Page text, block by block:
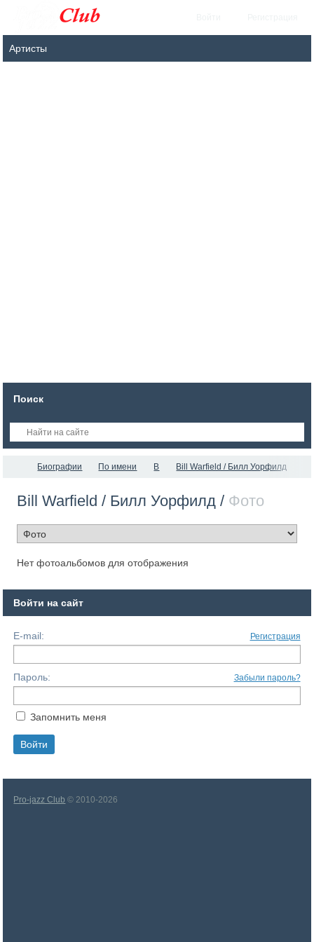
Поиск
Биографии По имени B Bill Warfield / Билл Уорфилд
Bill Warfield / Билл Уорфилд / Фото
Нет фотоальбомов для отображения
Войти на сайт
E-mail: Регистрация
Пароль: Забыли пароль?
Запомнить меня
Pro-jazz Club © 2010-2026